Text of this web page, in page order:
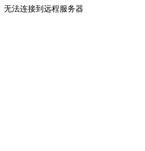
无法连接到远程服务器